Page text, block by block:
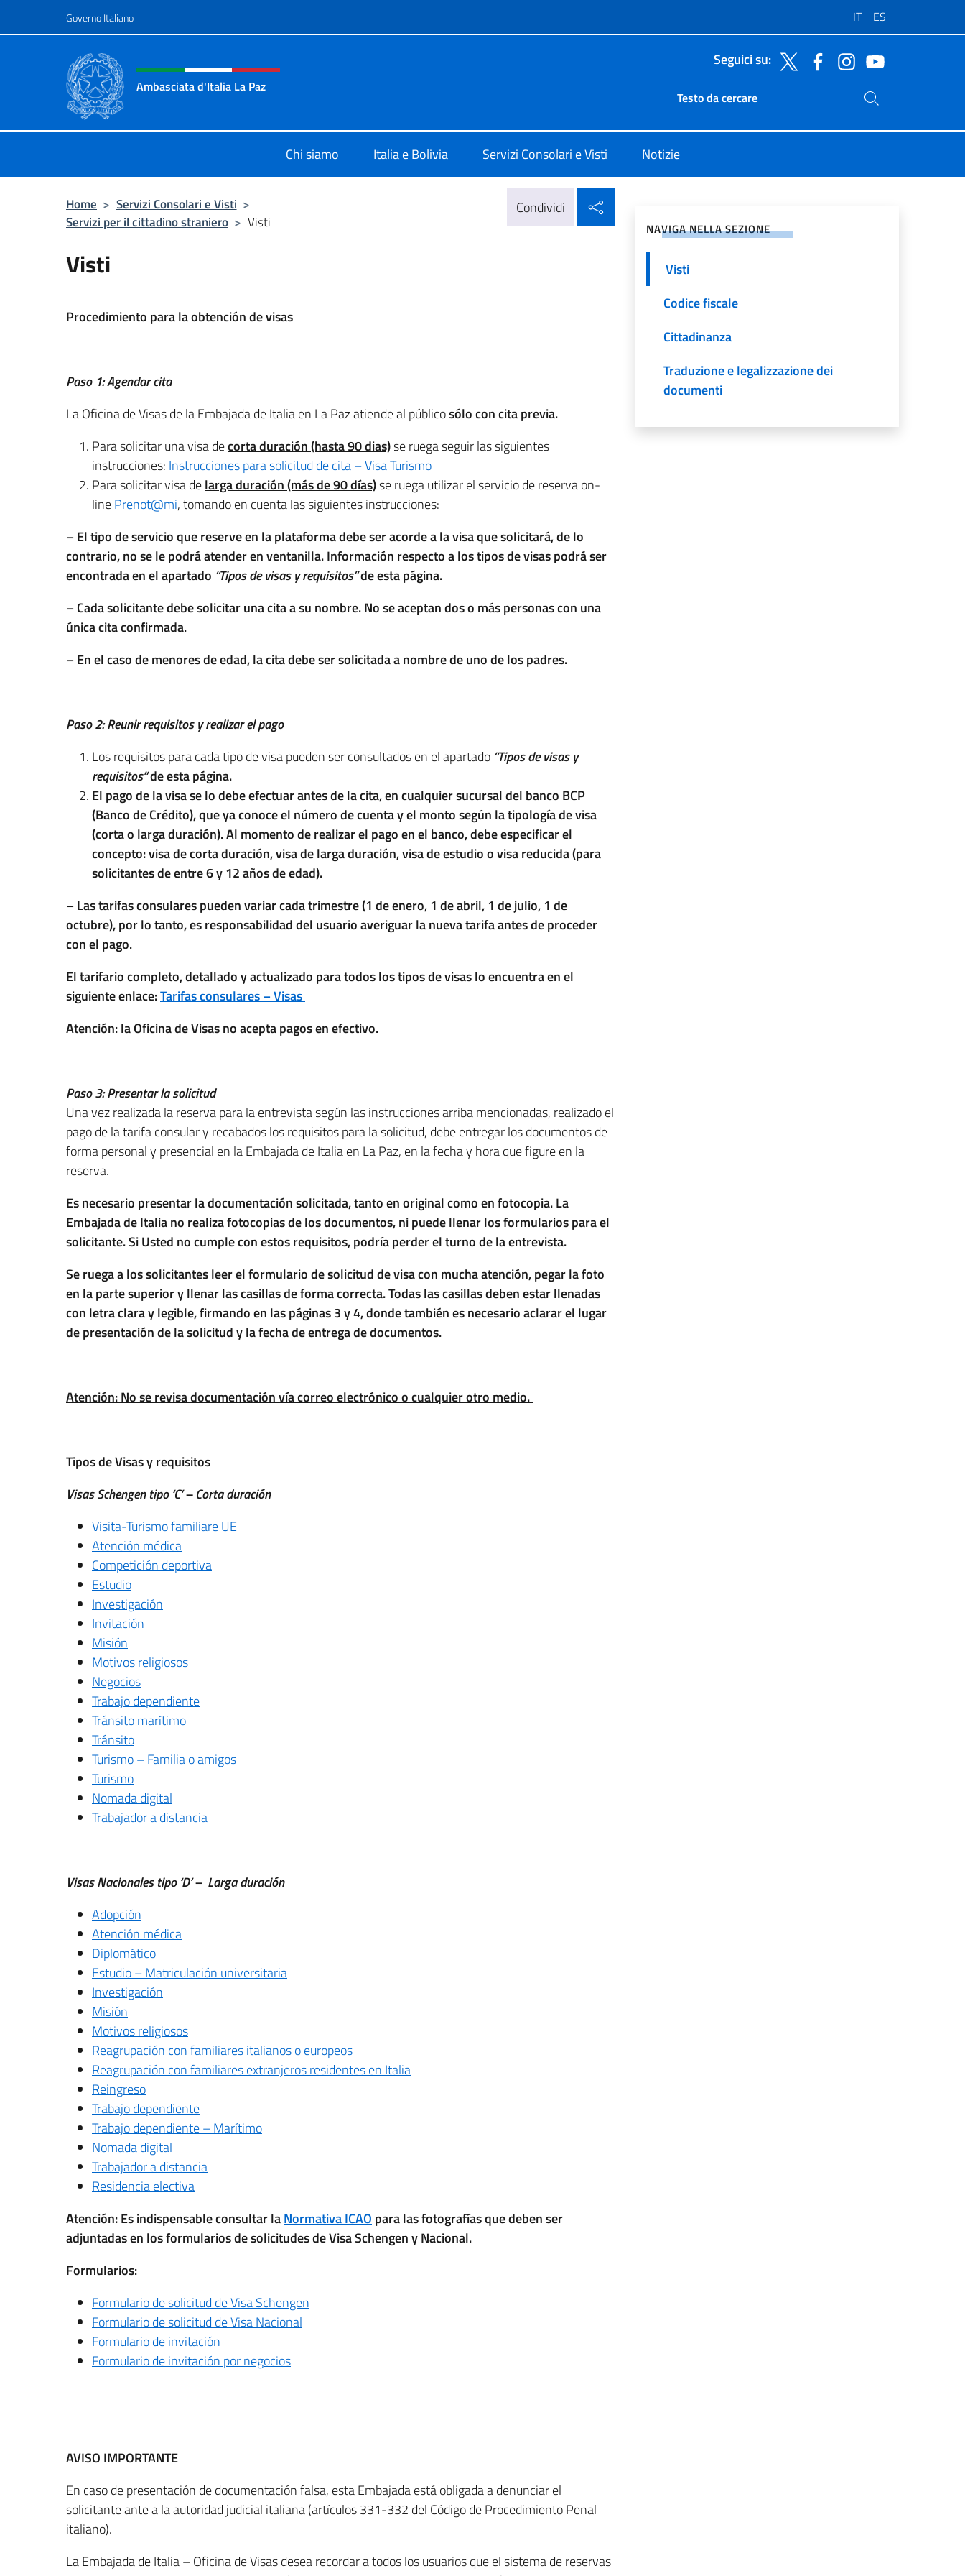
Governo Italiano IT ES
Intestazione sito, social e menù
Ambasciata d'Italia La Paz
Seguici su:
Ricerca sito live
Cerca nel sito
Chi siamo Italia e Bolivia Servizi Consolari e Visti Notizie
Home > Servizi Consolari e Visti >
Servizi per il cittadino straniero > Visti
Condividi
Visti
Procedimiento para la obtención de visas
Paso 1: Agendar cita
La Oficina de Visas de la Embajada de Italia en La Paz atiende al públicosólo con cita previa.
Para solicitar una visa decorta duración (hasta 90 dias)se ruega seguir las siguientes
instrucciones: Instrucciones para solicitud de cita – Visa Turismo
Para solicitar visa delarga duración(más de 90 días)se ruega utilizar el servicio de reserva on-
linePrenot@mi, tomando en cuenta las siguientes instrucciones:
– El tipo de servicio que reserve en la plataforma debe ser acorde a la visa que solicitará, de lo
contrario, no se le podrá atender en ventanilla. Información respecto a los tipos de visas podrá ser
encontrada en el apartado “Tipos de visas y requisitos”de esta página.
– Cada solicitante debe solicitar una cita a su nombre. No se aceptan dos o más personas con una
única cita confirmada.
– En el caso de menores de edad, la cita debe ser solicitada a nombre de uno de los padres.
Paso 2: Reunir requisitos y realizar el pago
Los requisitos para cada tipo de visa pueden ser consultados en el apartado “Tipos de visas y
requisitos”de esta página.
El pago de la visa se lo debe efectuar antes de la cita, en cualquier sucursal del banco BCP
(Banco de Crédito), que ya conoce el número de cuenta y el monto según la tipología de visa
(corta o larga duración). Al momento de realizar el pago en el banco, debe especificar el
concepto: visa de corta duración, visa de larga duración, visa de estudio o visa reducida (para
solicitantes de entre 6 y 12 años de edad).
– Las tarifas consulares pueden variar cada trimestre (1 de enero, 1 de abril, 1 de julio, 1 de
octubre), por lo tanto, es responsabilidad del usuario averiguar la nueva tarifa antes de proceder
con el pago.
El tarifario completo, detallado y actualizado para todos los tipos de visas lo encuentra en el
siguiente enlace:Tarifas consulares – Visas
Atención: la Oficina de Visas no acepta pagos en efectivo.
Paso 3: Presentar la solicitud
Una vez realizada la reserva para la entrevista según las instrucciones arriba mencionadas, realizado el
pago de la tarifa consular y recabados los requisitos para la solicitud, debe entregar los documentos de
forma personal y presencial en la Embajada de Italia en La Paz, en la fecha y hora que figure en la
reserva.
Es necesario presentar la documentación solicitada, tanto en original como en fotocopia. La
Embajada de Italia no realiza fotocopias de los documentos, ni puede llenar los formularios para el
solicitante. Si Usted no cumple con estos requisitos, podría perder el turno de la entrevista.
Se ruega a los solicitantes leer el formulario de solicitud de visa con mucha atención, pegar la foto
en la parte superior y llenar las casillas de forma correcta. Todas las casillas deben estar llenadas
con letra clara y legible, firmando en las páginas 3 y 4, donde también es necesario aclarar el lugar
de presentación de la solicitud y la fecha de entrega de documentos.
Atención: No se revisa documentación vía correo electrónico o cualquier otro medio.
Tipos de Visas y requisitos
Visas Schengen tipo ‘C’ – Corta duración
Visita-Turismo familiare UE
Atención médica
Competición deportiva
Estudio
Investigación
Invitación
Misión
Motivos religiosos
Negocios
Trabajo dependiente
Tránsito marítimo
Tránsito
Turismo – Familia o amigos
Turismo
Nomada digital
Trabajador a distancia
Visas Nacionales tipo ‘D’ – Larga duración
Adopción
Atención médica
Diplomático
Estudio – Matriculación universitaria
Investigación
Misión
Motivos religiosos
Reagrupación con familiares italianos o europeos
Reagrupación con familiares extranjeros residentes en Italia
Reingreso
Trabajo dependiente
Trabajo dependiente – Marítimo
Nomada digital
Trabajador a distancia
Residencia electiva
Atención: Es indispensable consultar laNormativa ICAO para las fotografías que deben ser
adjuntadas en los formularios de solicitudes de Visa Schengen y Nacional.
Formularios:
Formulario de solicitud de Visa Schengen
Formulario de solicitud de Visa Nacional
Formulario de invitación
Formulario de invitación por negocios
AVISO IMPORTANTE
En caso de presentación de documentación falsa, esta Embajada está obligada a denunciar el
solicitante ante a la autoridad judicial italiana (artículos 331-332 del Código de Procedimiento Penal
italiano).
La Embajada de Italia – Oficina de Visas desea recordar a todos los usuarios que el sistema de reservas
NAVIGA NELLA SEZIONE
Visti
Codice fiscale
Cittadinanza
Traduzione e legalizzazione dei
documenti